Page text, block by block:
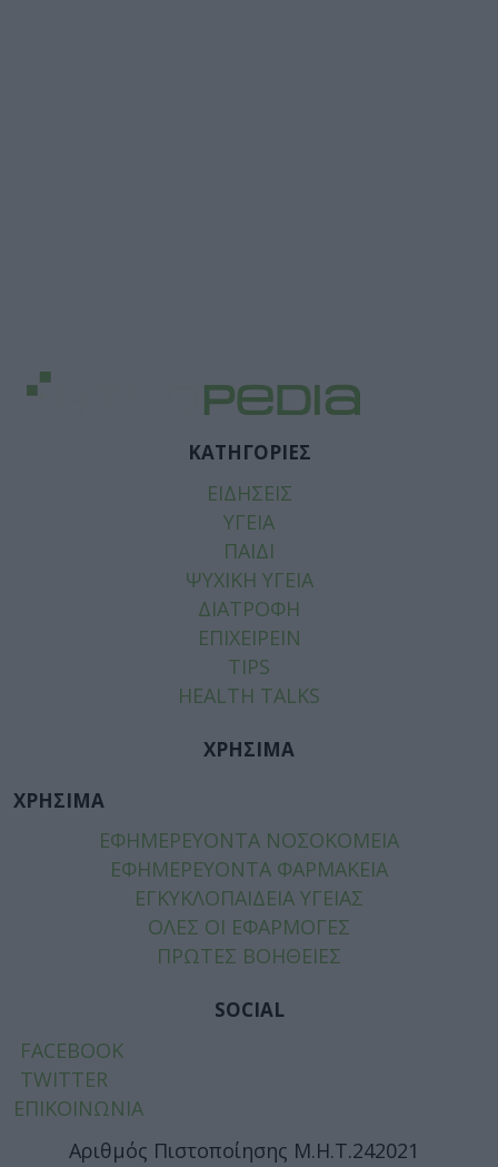
ΚΑΤΗΓΟΡΙΕΣ
ΕΙΔΗΣΕΙΣ
ΥΓΕΙΑ
ΠΑΙΔΙ
ΨΥΧΙΚΗ ΥΓΕΙΑ
ΔΙΑΤΡΟΦΗ
ΕΠΙΧΕΙΡΕΙΝ
TIPS
HEALTH TALKS
ΧΡΗΣΙΜΑ
ΧΡΗΣΙΜΑ
ΕΦΗΜΕΡΕΥΟΝΤΑ ΝΟΣΟΚΟΜΕΙΑ
ΕΦΗΜΕΡΕΥΟΝΤΑ ΦΑΡΜΑΚΕΙΑ
ΕΓΚΥΚΛΟΠΑΙΔΕΙΑ ΥΓΕΙΑΣ
ΟΛΕΣ ΟΙ ΕΦΑΡΜΟΓΕΣ
ΠΡΩΤΕΣ ΒΟΗΘΕΙΕΣ
SOCIAL
FACEBOOK
TWITTER
ΕΠΙΚΟΙΝΩΝΙΑ
Αριθμός Πιστοποίησης Μ.Η.Τ.242021